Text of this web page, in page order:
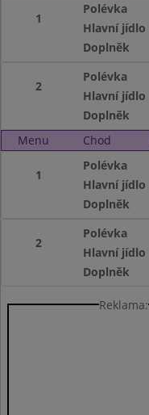
1
Polévka
Hlavní jídlo
Doplněk
2
Polévka
Hlavní jídlo
Doplněk
Menu
Chod
1
Polévka
Hlavní jídlo
Doplněk
2
Polévka
Hlavní jídlo
Doplněk
Reklama: